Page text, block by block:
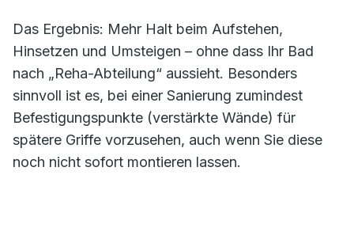
Das Ergebnis: Mehr Halt beim Aufstehen,
Hinsetzen und Umsteigen – ohne dass Ihr Bad
nach „Reha-Abteilung“ aussieht. Besonders
sinnvoll ist es, bei einer Sanierung zumindest
Befestigungspunkte (verstärkte Wände) für
spätere Griffe vorzusehen, auch wenn Sie diese
noch nicht sofort montieren lassen.